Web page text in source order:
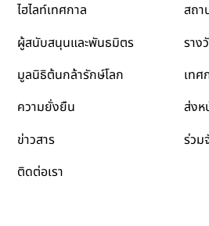
ไฮไลท์เทศกาล
ผู้สนับสนุนและพันธมิตร
มูลนิธิต้นกล้ารักษ์โลก
ความยั่งยืน
ข่าวสาร
ติดต่อเรา
สถา
ราง
เทศ
ส่งห
ร่วม